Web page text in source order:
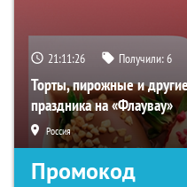
21:11:25 Получили:6
Торты, пирожные и
праздника на «Флаувау»
Россия
Промокод